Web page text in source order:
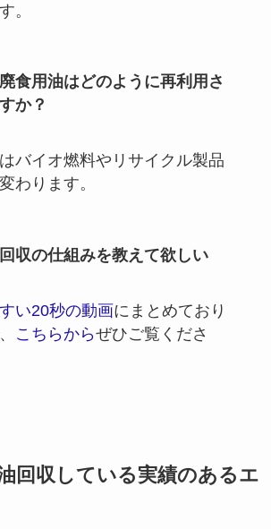
。
食用油はどのように再利用さ
か？
バイオ燃料やリサイクル製品
わります。
収の仕組みを教えて欲しい
い20秒の動画にまとめており
こちらからぜひご覧くださ
回収している実績のあるエ